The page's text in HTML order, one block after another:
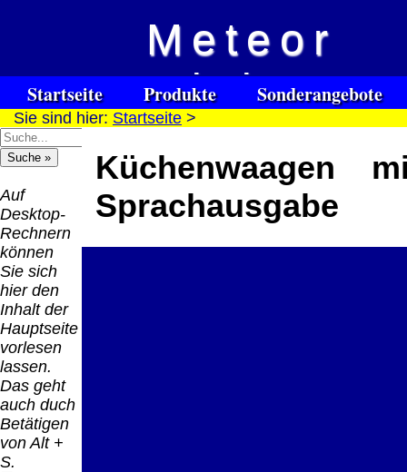
Meteor
Vision
Spezialuhrenspecial
watches
/ deafblind / sourdes et aveugles
Startseite Produkte
Sonderangebote
Kontakt
Impressum
Links
Hilfsmittel
Warenkorb
Sie sind hier: Startseite >
Auf
Desktop-
Rechnern
können
Sie sich
hier den
Inhalt der
Hauptseite
vorlesen
lassen.
Das geht
auch duch
Betätigen
von Alt +
S.
Küchenwaagen
Sprachausgabe